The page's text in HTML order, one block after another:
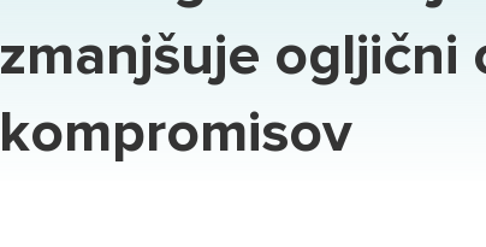
zmanjšuje ogljični
kompromisov